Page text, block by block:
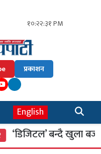
१०:२२:३२ PM
प्रकाशन
English
‘डिजिटल’ बन्दै खुला बजार